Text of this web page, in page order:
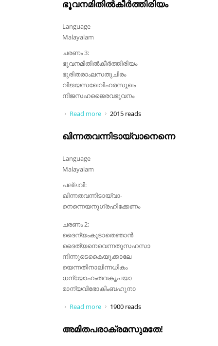
ഭൂവനമിതിൽകീർത്തിരിയം
Language
Malayalam
ചരണം 3:
ഭൂവനമിതിൽകീർത്തിരിയം
ഭുരിതരാംലസതുചിരം
വിജയസഖേവിഹരസുഖം
നിജസഹജൈരവഭുവനം
Read moreabout ഭൂവനമിതിൽകീർത്തിരിയം
2015 reads
ഖിന്നതവന്നിടായ്‌വാനെന്നെ
Language
Malayalam
പല്ലവി:
ഖിന്നതവന്നിടായ്‌വാ-
നെന്നെയനുഗ്രഹിക്കേണം
ചരണം 2:
ദൈന്യംകൂടാതെഞാൻ
ദൈത്യനെവെന്നതുസഹസാ
നിന്നുടെകൈയൂക്കാലേ
യെന്നതിനാലിന്നധികം
ധന്യോഹംതവകൃപയാ
മാന്യവിഭോകിംബഹുനാ
Read moreabout ഖിന്നതവന്നിടായ്‌വാനെന്നെ
1900 reads
അമിതപരാക്രമസുമതേ!